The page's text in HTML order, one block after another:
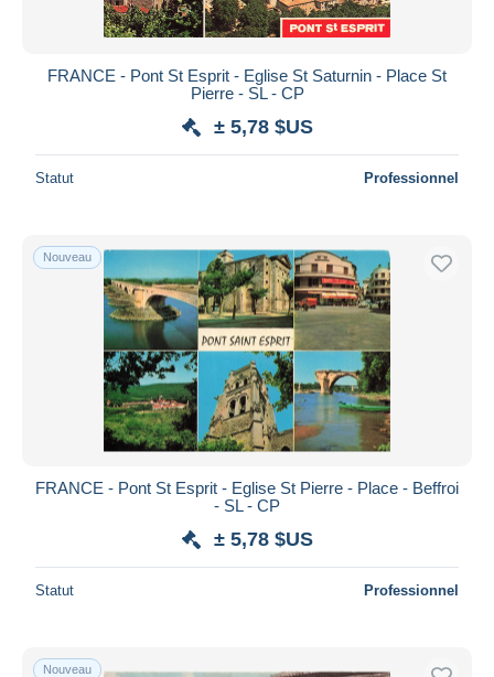
Toutes les durées
depuis
jours
Prix
Uniquement en réduction
Livraison gratuite
Méthodes de paiement
PayPal
Virement bancaire
Visa
Mastercard
iDeal
FRANCE - Pont St Esprit - Eglise St Saturnin - Place St
Pierre - SL - CP
± 5,78 $US
Statut Professionnel
Nouveau
FRANCE - Pont St Esprit - Eglise St Pierre - Place - Beffroi
- SL - CP
± 5,78 $US
Statut Professionnel
Nouveau